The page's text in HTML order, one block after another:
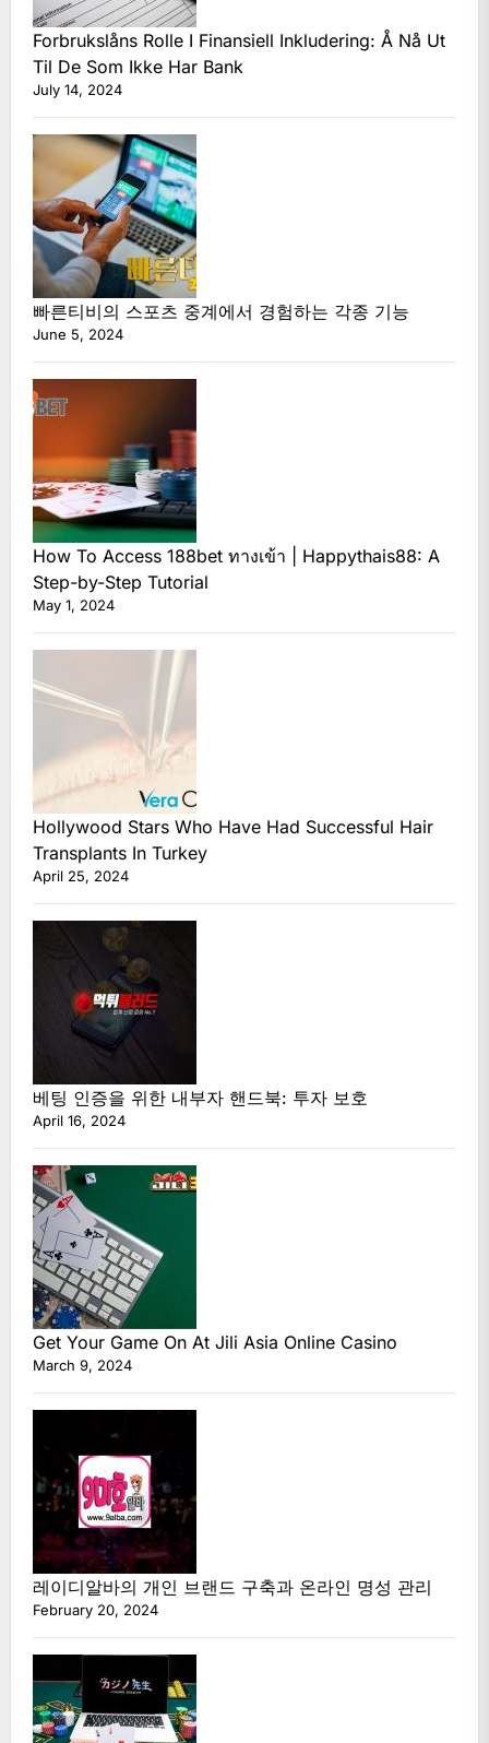
Forbrukslåns Rolle I Finansiell Inkludering: Å Nå Ut
Til De Som Ikke Har Bank
July 14, 2024
빠른티비의 스포츠 중계에서 경험하는 각종 기능
June 5, 2024
How To Access 188bet ทางเข้า | Happythais88: A
Step-by-Step Tutorial
May 1, 2024
Hollywood Stars Who Have Had Successful Hair
Transplants In Turkey
April 25, 2024
베팅 인증을 위한 내부자 핸드북: 투자 보호
April 16, 2024
Get Your Game On At Jili Asia Online Casino
March 9, 2024
레이디알바의 개인 브랜드 구축과 온라인 명성 관리
February 20, 2024